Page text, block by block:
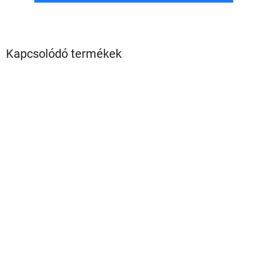
Kapcsolódó termékek